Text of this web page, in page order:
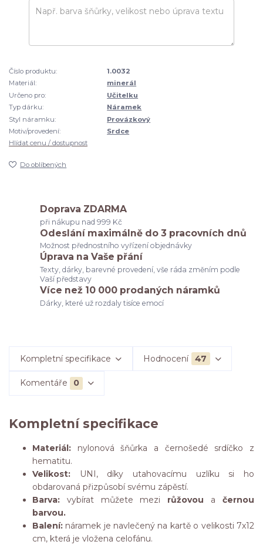
Číslo produktu:
1.0032
Materiál:
minerál
Určeno pro:
Učitelku
Typ dárku:
Náramek
Styl náramku:
Provázkový
Motiv/provedení:
Srdce
Hlídat cenu / dostupnost
Do oblíbených
Doprava ZDARMA
při nákupu nad 999 Kč
Odeslání maximálně do 3 pracovních dnů
Možnost přednostního vyřízení objednávky
Úprava na Vaše přání
Texty, dárky, barevné provedení, vše ráda změním podle
Vaší představy
Více než 10 000 prodaných náramků
Dárky, které už rozdaly tisíce emocí
Kompletní specifikace Hodnocení 47
Komentáře 0
Kompletní specifikace
Materiál: nylonová šňůrka a černošedé srdíčko z
hematitu.
Velikost:
UNI, díky utahovacímu uzlíku si ho
obdarovaná přizpůsobí svému zápěstí.
Barva: vybírat můžete mezi růžovou a černou
barvou.
Balení: náramek je navlečený na kartě o velikosti 7x12
cm, která je vložena celofánu.